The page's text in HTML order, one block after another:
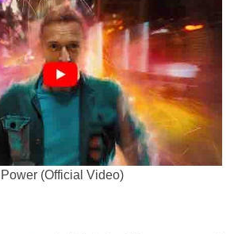
(Official Video)